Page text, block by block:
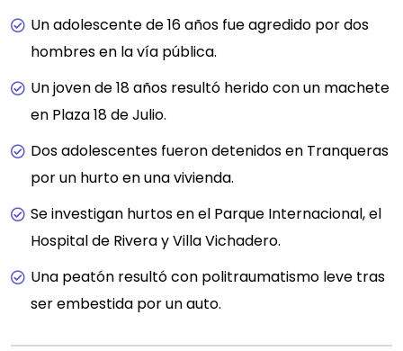
Un adolescente de 16 años fue agredido por dos
hombres en la vía pública.
Un joven de 18 años resultó herido con un machete
en Plaza 18 de Julio.
Dos adolescentes fueron detenidos en Tranqueras
por un hurto en una vivienda.
Se investigan hurtos en el Parque Internacional, el
Hospital de Rivera y Villa Vichadero.
Una peatón resultó con politraumatismo leve tras
ser embestida por un auto.